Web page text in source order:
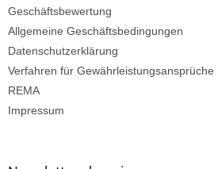
Geschäftsbewertung
Allgemeine Geschäftsbedingungen
Datenschutzerklärung
Verfahren für Gewährleistungsansprüche
REMA
Impressum